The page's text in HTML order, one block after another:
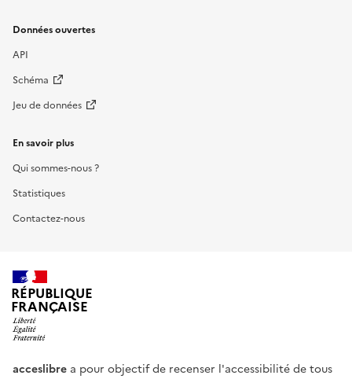
Données ouvertes
API
Schéma
Jeu de données
En savoir plus
Qui sommes-nous ?
Statistiques
Contactez-nous
RÉPUBLIQUE
FRANÇAISE
acceslibre a pour objectif de recenser l'accessibilité de tous